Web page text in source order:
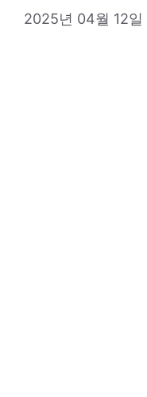
2025년 04월 12일